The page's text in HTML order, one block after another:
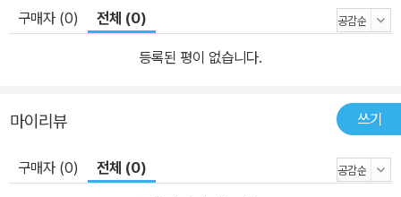
구매자 (0) 전체 (0)
등록된 평이 없습니다.
마이리뷰 쓰기
구매자 (0) 전체 (0)